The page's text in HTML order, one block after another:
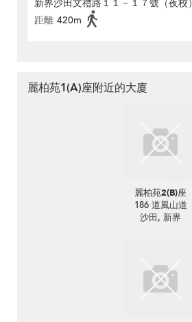
新界沙田文禮路１１－１７號（夜校）
距離 420m
麗柏苑1(A)座附近的大廈
麗柏苑2(B)座
186 道風山道
沙田, 新界